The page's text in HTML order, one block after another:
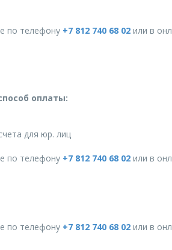
по телефону +7 812 740 68 02 или в
оплаты:
для юр. лиц
по телефону +7 812 740 68 02 или в
по телефону +7 812 740 68 02 или в